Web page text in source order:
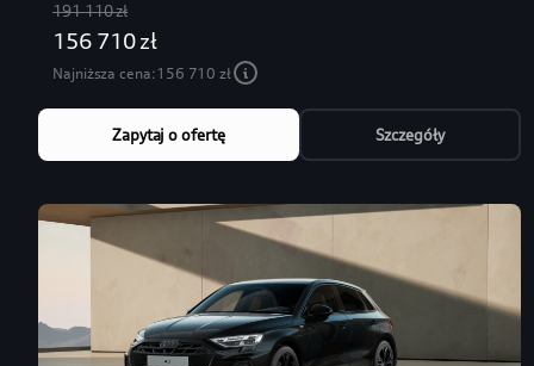
191 110 zł
156 710 zł
Najniższa cena:156 710 zł
Zapytaj o ofertę Szczegóły